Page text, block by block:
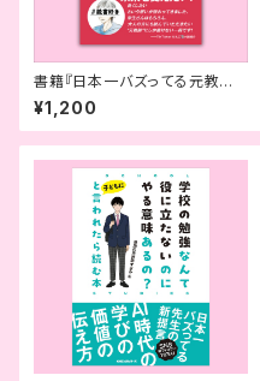
書籍『日本一バズってる元教師』
（サイン入り）
¥1,200